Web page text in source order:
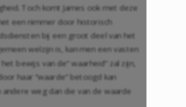
Toch komt James ook met deze
een nimmer door historisch
bij een groot deel van het
welzijn is, kan men een vasten
bewijs van de” waarheid” zal zijn,
haar “waarde” betoogd kan
weg dan die van de waarde